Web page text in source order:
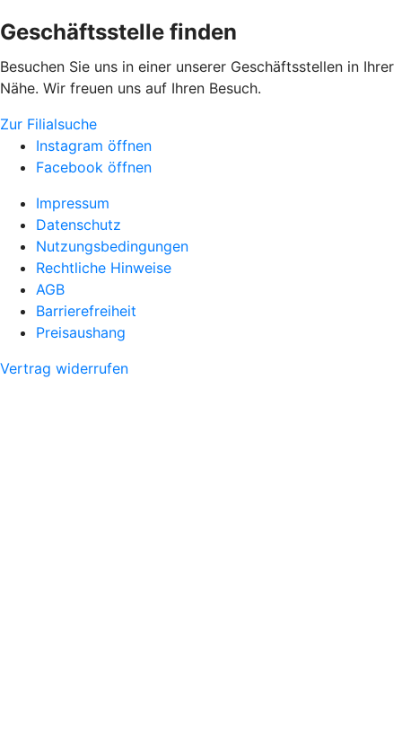
Geschäftsstelle finden
Besuchen Sie uns in einer unserer Geschäftsstellen in Ihrer
Nähe. Wir freuen uns auf Ihren Besuch.
Zur Filialsuche
Instagram öffnen
Facebook öffnen
Impressum
Datenschutz
Nutzungsbedingungen
Rechtliche Hinweise
AGB
Barrierefreiheit
Preisaushang
Vertrag widerrufen